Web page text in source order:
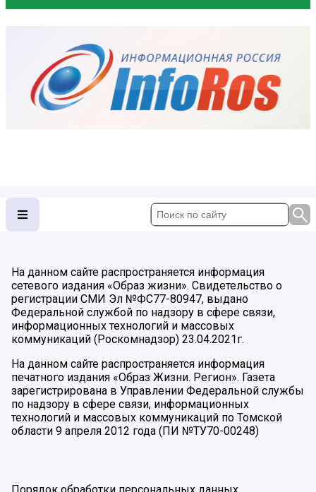
На данном сайте распространяется информация
сетевого издания «Образ жизни». Свидетельство о
регистрации СМИ Эл №ФС77-80947, выдано
Федеральной службой по надзору в сфере связи,
информационных технологий и массовых
коммуникаций (Роскомнадзор) 23.04.2021г.
На данном сайте распространяется информация
печатного издания «Образ Жизни. Регион». Газета
зарегистрирована в Управлении Федеральной службы
по надзору в сфере связи, информационных
технологий и массовых коммуникаций по Томской
области 9 апреля 2012 года (ПИ №ТУ70-00248)